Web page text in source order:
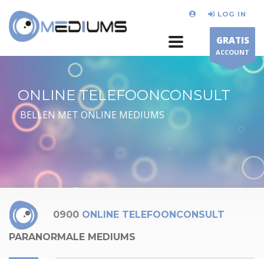
LOG IN
GRATIS
ACCOUNT
ONLINE TELEFOONCONSULT
BELLEN MET ONLINE MEDIUMS
0900 ONLINE TELEFOONCONSULT
PARANORMALE MEDIUMS